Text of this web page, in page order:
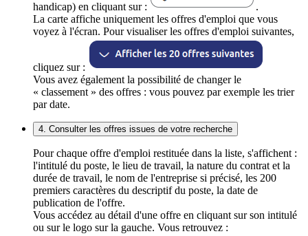
handicap) en cliquant sur :
.
La carte affiche uniquement les offres d'emploi que vous
voyez à l'écran. Pour visualiser les offres d'emploi suivantes,
cliquez sur :
Vous avez également la possibilité de changer le
« classement » des offres : vous pouvez par exemple les trier
par date.
4. Consulter les offres issues de votre recherche
Pour chaque offre d'emploi restituée dans la liste, s'affichent :
l'intitulé du poste, le lieu de travail, la nature du contrat et la
durée de travail, le nom de l'entreprise si précisé, les 200
premiers caractères du descriptif du poste, la date de
publication de l'offre.
Vous accédez au détail d'une offre en cliquant sur son intitulé
ou sur le logo sur la gauche. Vous retrouvez :